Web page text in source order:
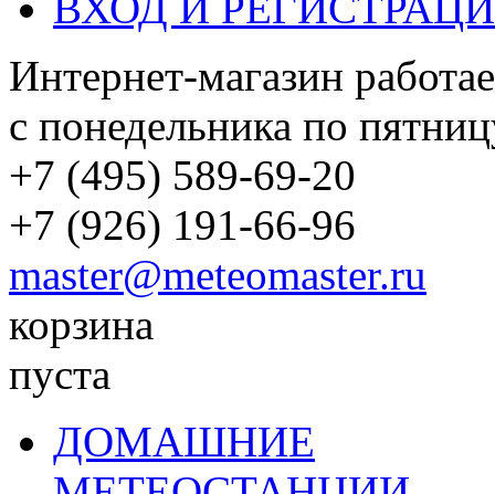
Интернет-магазин
с понедельника по
+7 (495) 589-69-20
+7 (926) 191-66-96
master@meteomaster.ru
корзина
пуста
ДОМАШНИЕ